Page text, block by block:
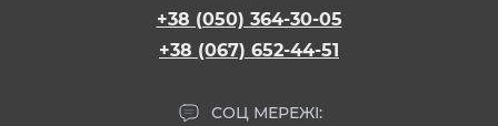
+38 (050) 364-30-05
+38 (067) 652-44-51
СОЦ МЕРЕЖІ: